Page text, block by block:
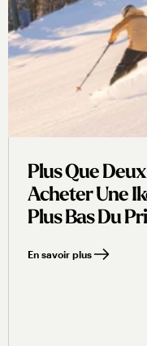
Plus Que
Acheter Une
Plus Bas Du
En savoir plus